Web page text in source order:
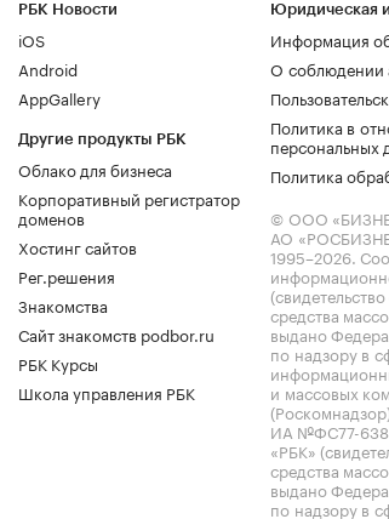
РБК Новости
iOS
Android
AppGallery
Другие продукты РБК
Облако для бизнеса
Корпоративный регистратор
доменов
Хостинг сайтов
Рег.решения
Знакомства
Сайт знакомств podbor.ru
РБК Курсы
Школа управления РБК
Юридическая
Информация
О соблюдении
Политика в
персональных
Политика
© ООО
АО
1995–2026.
средства
выдано
по надзору в
и массовых
ИА №ФС77-
«РБК»
средства
выдано
по надзору в